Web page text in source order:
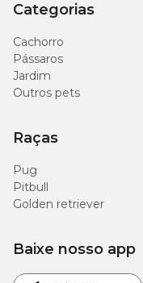
Categorias
Cachorro
Pássaros
Jardim
Outros pets
Raças
Pug
Pitbull
Golden retriever
Baixe nosso app